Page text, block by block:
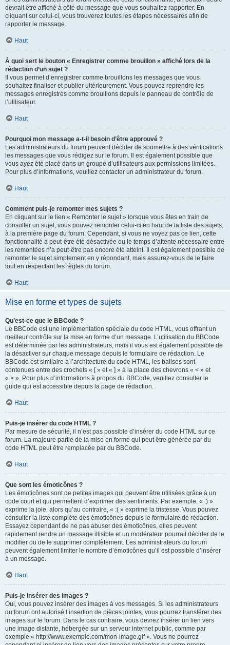
devrait être affiché à côté du message que vous souhaitez rapporter. En
cliquant sur celui-ci, vous trouverez toutes les étapes nécessaires afin de
rapporter le message.
Haut
À quoi sert le bouton « Enregistrer comme brouillon » affiché lors de la
rédaction d’un sujet ?
Il vous permet d’enregistrer comme brouillons les messages que vous
souhaitez finaliser et publier ultérieurement. Vous pouvez reprendre les
messages enregistrés comme brouillons depuis le panneau de contrôle de
l’utilisateur.
Haut
Pourquoi mon message a-t-il besoin d’être approuvé ?
Les administrateurs du forum peuvent décider de soumettre à des vérifications
les messages que vous rédigez sur le forum. Il est également possible que
vous ayez été placé dans un groupe d’utilisateurs aux permissions limitées.
Pour plus d’informations, veuillez contacter un administrateur du forum.
Haut
Comment puis-je remonter mes sujets ?
En cliquant sur le lien « Remonter le sujet » lorsque vous êtes en train de
consulter un sujet, vous pouvez remonter celui-ci en haut de la liste des sujets,
à la première page du forum. Cependant, si vous ne voyez pas ce lien, cette
fonctionnalité a peut-être été désactivée ou le temps d’attente nécessaire entre
les remontées n’a peut-être pas encore été atteint. Il est également possible de
remonter le sujet simplement en y répondant, mais assurez-vous de le faire
tout en respectant les règles du forum.
Haut
Mise en forme et types de sujets
Qu’est-ce que le BBCode ?
Le BBCode est une implémentation spéciale du code HTML, vous offrant un
meilleur contrôle sur la mise en forme d’un message. L’utilisation du BBCode
est déterminée par les administrateurs, mais il vous est également possible de
la désactiver sur chaque message depuis le formulaire de rédaction. Le
BBCode est similaire à l’architecture du code HTML, les balises sont
contenues entre des crochets « [ » et « ] » à la place des chevrons « < » et
« > ». Pour plus d’informations à propos du BBCode, veuillez consulter le
guide qui est accessible depuis la page de rédaction.
Haut
Puis-je insérer du code HTML ?
Par mesure de sécurité, il n’est pas possible d’insérer du code HTML sur ce
forum. La majeure partie de la mise en forme qui peut être générée par du
code HTML peut être remplacée par du BBCode.
Haut
Que sont les émoticônes ?
Les émoticônes sont de petites images qui peuvent être utilisées grâce à un
code court et qui permettent d’exprimer des sentiments. Par exemple, « :) »
exprime la joie, alors qu’au contraire, « :( » exprime la tristesse. Vous pouvez
consulter la liste complète des émoticônes depuis le formulaire de rédaction.
Essayez cependant de ne pas abuser des émoticônes, elles peuvent
rapidement rendre un message illisible et un modérateur pourrait décider de le
modifier ou de le supprimer complètement. Les administrateurs du forum
peuvent également limiter le nombre d’émoticônes qu’il est possible d’insérer
à un message.
Haut
Puis-je insérer des images ?
Oui, vous pouvez insérer des images à vos messages. Si les administrateurs
du forum ont autorisé l’insertion de pièces jointes, vous pourrez transférer des
images sur le forum. Dans le cas contraire, vous devrez insérer un lien vers
une image distante, hébergée sur un serveur internet public, comme par
exemple « http://www.exemple.com/mon-image.gif ». Vous ne pourrez